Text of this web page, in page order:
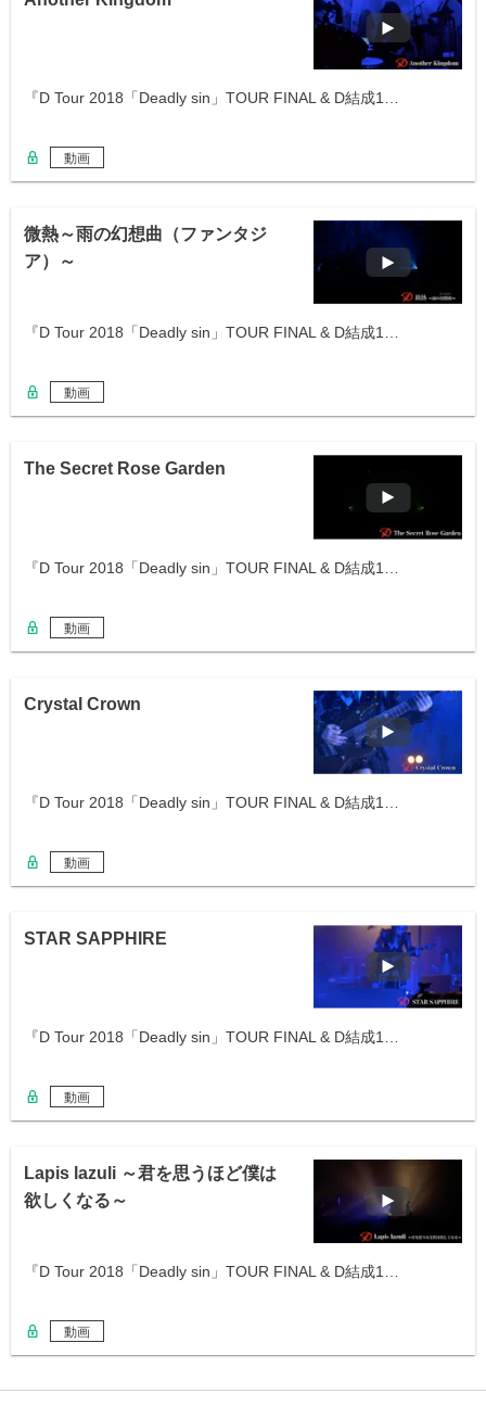
『D Tour 2018「Deadly sin」TOUR FINAL & D結成1…
動画
微熱～雨の幻想曲（ファンタジ
ア）～
『D Tour 2018「Deadly sin」TOUR FINAL & D結成1…
動画
The Secret Rose Garden
『D Tour 2018「Deadly sin」TOUR FINAL & D結成1…
動画
Crystal Crown
『D Tour 2018「Deadly sin」TOUR FINAL & D結成1…
動画
STAR SAPPHIRE
『D Tour 2018「Deadly sin」TOUR FINAL & D結成1…
動画
Lapis lazuli ～君を思うほど僕は
欲しくなる～
『D Tour 2018「Deadly sin」TOUR FINAL & D結成1…
動画